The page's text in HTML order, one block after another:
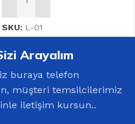
SEPETE EKLE
SKU: L-01
Arayalım
buraya telefon
müşteri temsilcilerimiz
iletişim kursun..